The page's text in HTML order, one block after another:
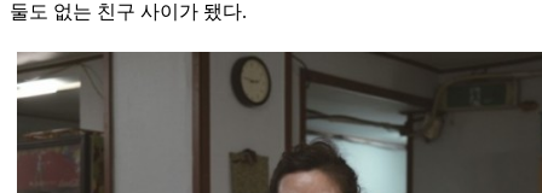
둘도 없는 친구 사이가 됐다.